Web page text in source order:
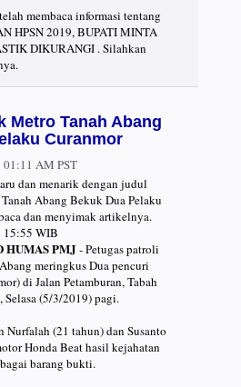
membaca informasi tentang
HPSN 2019, BUPATI MINTA
DIKURANGI . Silahkan
Metro Tanah Abang
Curanmor
AM PST
dan menarik dengan judul
Abang Bekuk Dua Pelaku
dan menyimak artikelnya.
15:55 WIB
HUMAS PMJ - Petugas patroli
meringkus Dua pencuri
di Jalan Petamburan, Tabah
Selasa (5/3/2019) pagi.
Nurfalah (21 tahun) dan Susanto
Honda Beat hasil kejahatan
barang bukti.